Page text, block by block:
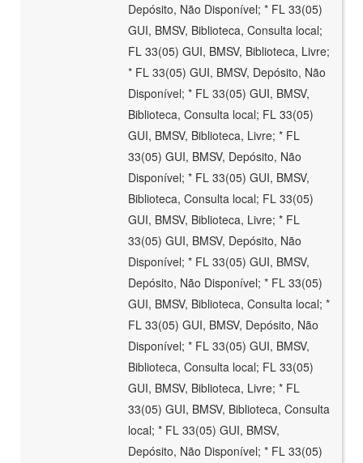
Depósito, Não Disponível; * FL 33(05)
GUI, BMSV, Biblioteca, Consulta local;
FL 33(05) GUI, BMSV, Biblioteca, Livre;
* FL 33(05) GUI, BMSV, Depósito, Não
Disponível; * FL 33(05) GUI, BMSV,
Biblioteca, Consulta local; FL 33(05)
GUI, BMSV, Biblioteca, Livre; * FL
33(05) GUI, BMSV, Depósito, Não
Disponível; * FL 33(05) GUI, BMSV,
Biblioteca, Consulta local; FL 33(05)
GUI, BMSV, Biblioteca, Livre; * FL
33(05) GUI, BMSV, Depósito, Não
Disponível; * FL 33(05) GUI, BMSV,
Depósito, Não Disponível; * FL 33(05)
GUI, BMSV, Biblioteca, Consulta local; *
FL 33(05) GUI, BMSV, Depósito, Não
Disponível; * FL 33(05) GUI, BMSV,
Biblioteca, Consulta local; FL 33(05)
GUI, BMSV, Biblioteca, Livre; * FL
33(05) GUI, BMSV, Biblioteca, Consulta
local; * FL 33(05) GUI, BMSV,
Depósito, Não Disponível; * FL 33(05)